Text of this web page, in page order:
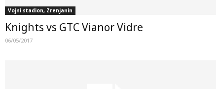
Vojni stadion, Zrenjanin
Knights vs GTC Vianor Vidre
06/05/2017